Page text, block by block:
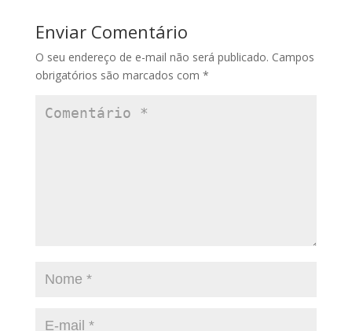
Enviar Comentário
O seu endereço de e-mail não será publicado. Campos
obrigatórios são marcados com *